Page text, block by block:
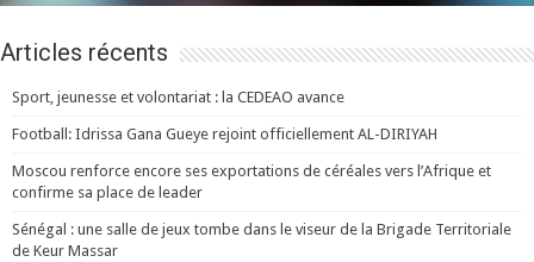
Articles récents
Sport, jeunesse et volontariat : la CEDEAO avance
Football: Idrissa Gana Gueye rejoint officiellement AL-DIRIYAH
Moscou renforce encore ses exportations de céréales vers l’Afrique et
confirme sa place de leader
Sénégal : une salle de jeux tombe dans le viseur de la Brigade Territoriale
de Keur Massar